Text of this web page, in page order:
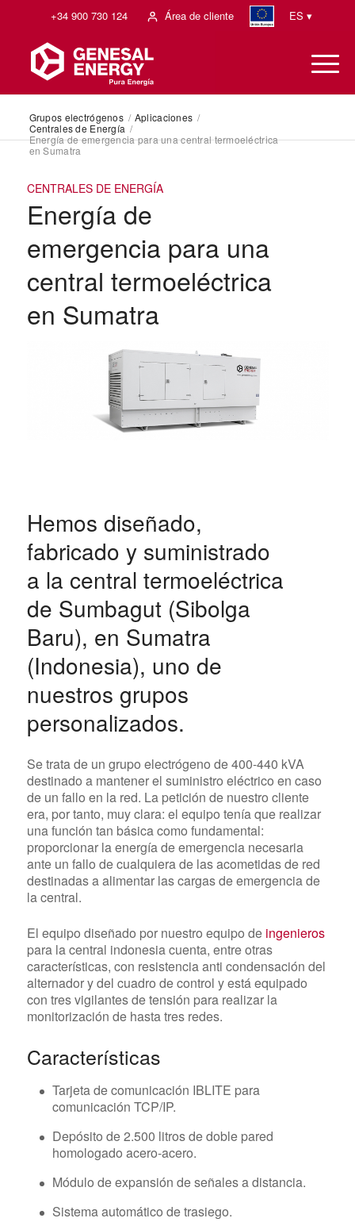
+34 900 730 124 Área de cliente ES ▾
Grupos electrógenos / Aplicaciones /
Centrales de Energía /
Energía de emergencia para una central termoeléctrica
en Sumatra
CENTRALES DE ENERGÍA
Energía de
emergencia para una
central termoeléctrica
en Sumatra
Hemos diseñado,
fabricado y suministrado
a la central termoeléctrica
de Sumbagut (Sibolga
Baru), en Sumatra
(Indonesia), uno de
nuestros grupos
personalizados.
Se trata de un grupo electrógeno de 400-440 kVA
destinado a mantener el suministro eléctrico en caso
de un fallo en la red. La petición de nuestro cliente
era, por tanto, muy clara: el equipo tenía que realizar
una función tan básica como fundamental:
proporcionar la energía de emergencia necesaria
ante un fallo de cualquiera de las acometidas de red
destinadas a alimentar las cargas de emergencia de
la central.
El equipo diseñado por nuestro equipo de ingenieros
para la central indonesia cuenta, entre otras
características, con resistencia anti condensación del
alternador y del cuadro de control y está equipado
con tres vigilantes de tensión para realizar la
monitorización de hasta tres redes.
Características
Tarjeta de comunicación IBLITE para
comunicación TCP/IP.
Depósito de 2.500 litros de doble pared
homologado acero-acero.
Módulo de expansión de señales a distancia.
Sistema automático de trasiego.